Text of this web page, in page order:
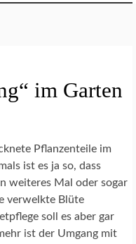
im Garten
Pflanzenteile im
ist es ja so, dass
weiteres Mal oder sogar
verwelkte Blüte
soll es aber gar
ist der Umgang mit